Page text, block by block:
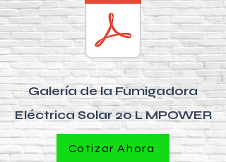
Galería de la Fumigadora
Eléctrica Solar 20 L MPOWER
Cotizar Ahora